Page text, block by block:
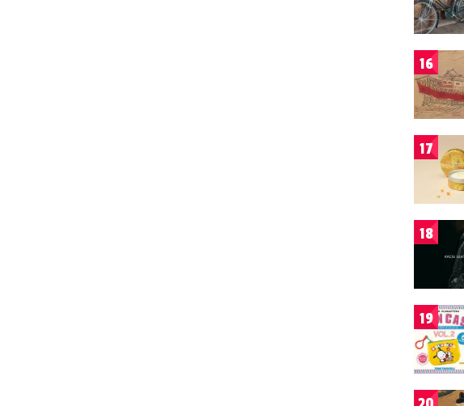
16
17
18
19